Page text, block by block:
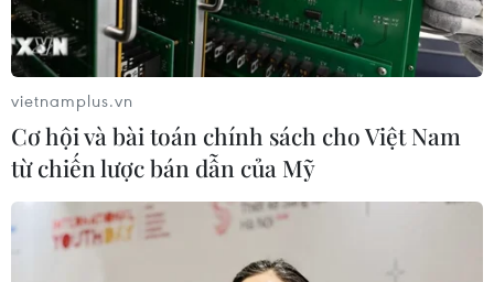
Tại sao đoạn Cao tốc Vĩnh Hảo-Phan Thiết
phải lùi ngày khánh thành?
26/04/2023 02:08
Do chưa bảo đảm tốt nhất về điều kiện an toàn khai
thác, Bộ Giao thông Vận tải đã có báo cáo Thủ tướng
Chính phủ lùi ngày khánh thành Cao tốc Vĩnh Hảo-Phan
vietnamplus.vn
Cơ hội và bài toán chính sách cho Việt Nam
từ chiến lược bán dẫn của Mỹ